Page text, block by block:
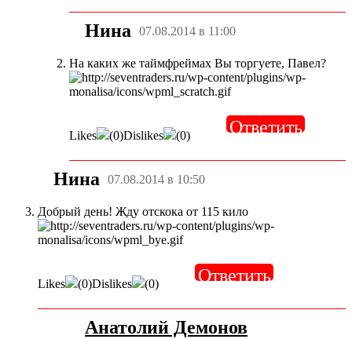
Нина 07.08.2014 в 11:00
На каких же таймфреймах Вы торгуете, Павел?
Likes (0)Dislikes (0) Ответить
Нина 07.08.2014 в 10:50
Добрый день! Жду отскока от 115 кило
Likes (0)Dislikes (0) Ответить
Анатолий Демонов